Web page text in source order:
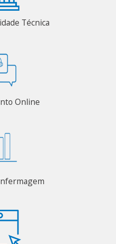
Técnica
Online